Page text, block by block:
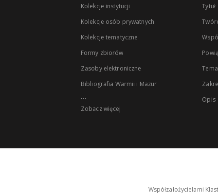
Kolekcje instytucji
Kolekcje osób prywatnych
Kolekcje tematyczne
Formy zbiorów
Zasoby elektroniczne
Bibliografia Warmii i Mazur
...
Zobacz więcej
Tytuł
Opis
Współzałożycielami